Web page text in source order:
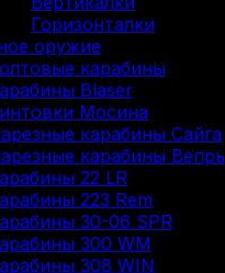
Горизонталки
оружие
карабины
Blaser
Мосина
карабины Сайга
карабины Вепрь
22 LR
223 Rem
30-06 SPR
300 WM
308 WIN